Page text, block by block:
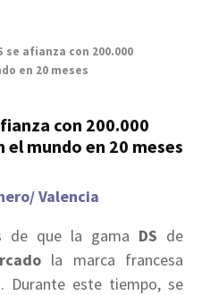
se afianza con 200.000
en 20 meses
con 200.000
el mundo en 20 meses
Valencia
de que la gama DS de
la marca francesa
Durante este tiempo, se